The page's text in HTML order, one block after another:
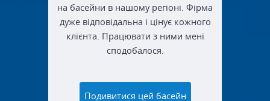
на басейни в нашому регіоні. Фірма
дуже відповідальна і цінує кожного
клієнта. Працювати з ними мені
сподобалося.
Подивитися цей басейн